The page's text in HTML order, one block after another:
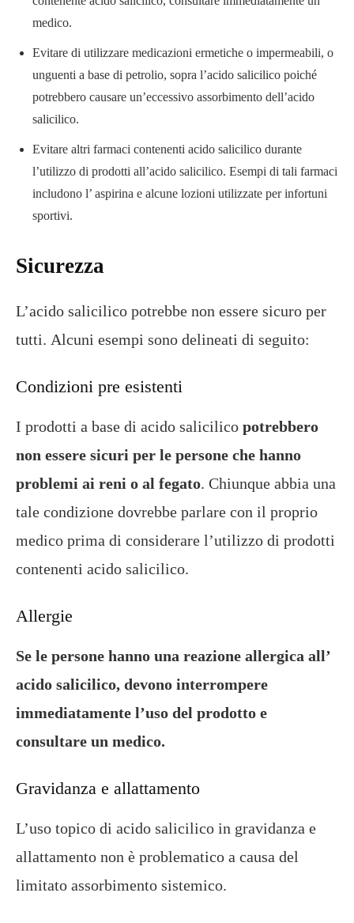
medico.
Evitare di utilizzare medicazioni ermetiche o impermeabili, o
unguenti a base di petrolio, sopra l’acido salicilico poiché
potrebbero causare un’eccessivo assorbimento dell’acido
salicilico.
Evitare altri farmaci contenenti acido salicilico durante
l’utilizzo di prodotti all’acido salicilico. Esempi di tali farmaci
includono l’ aspirina e alcune lozioni utilizzate per infortuni
sportivi.
Sicurezza
L’acido salicilico potrebbe non essere sicuro per
tutti. Alcuni esempi sono delineati di seguito:
Condizioni pre esistenti
I prodotti a base di acido salicilico potrebbero
non essere sicuri per le persone che hanno
problemi ai reni o al fegato. Chiunque abbia una
tale condizione dovrebbe parlare con il proprio
medico prima di considerare l’utilizzo di prodotti
contenenti acido salicilico.
Allergie
Se le persone hanno una reazione allergica all’
acido salicilico, devono interrompere
immediatamente l’uso del prodotto e
consultare un medico.
Gravidanza e allattamento
L’uso topico di acido salicilico in gravidanza e
allattamento non è problematico a causa del
limitato assorbimento sistemico.